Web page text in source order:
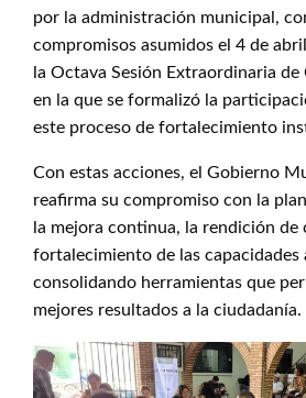
por la administración municipal,
compromisos asumidos el 4 de
la Octava Sesión Extraordinaria
en la que se formalizó la
este proceso de fortalecimiento
Con estas acciones, el Gobierno
reafirma su compromiso con la
la mejora continua, la rendición de
fortalecimiento de las capacidades
consolidando herramientas que
mejores resultados a la ciudadanía.